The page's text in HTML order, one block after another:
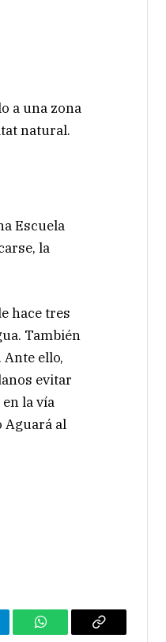
a una zona
natural.
Escuela
la
hace tres
También
ello,
evitar
la vía
Aguará al
WhatsAppCopy